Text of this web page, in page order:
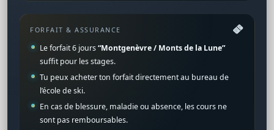
FORFAIT & ASSURANCE
Le forfait 6 jours“Montgenèvre / Monts de la Lune”
suffit pour les stages.
Tu peux acheter ton forfait directement au bureau de
l’école de ski.
En cas de blessure, maladie ou absence, les cours ne
sont pas remboursables.